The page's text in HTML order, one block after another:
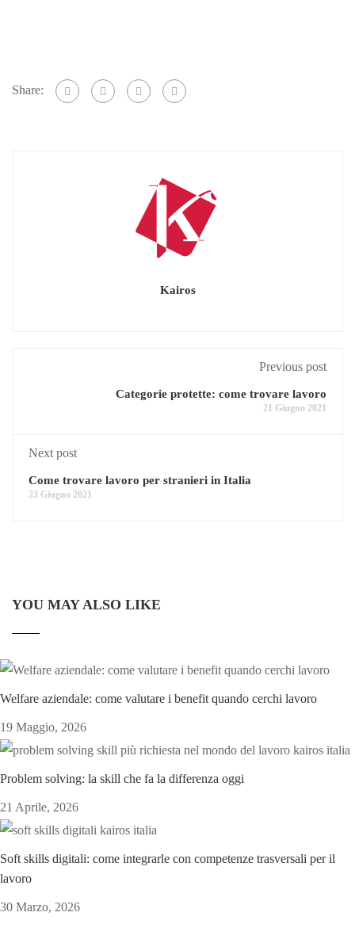
Share:
Kairos
Previous post
Categorie protette: come trovare lavoro
21 Giugno 2021
Next post
Come trovare lavoro per stranieri in Italia
23 Giugno 2021
YOU MAY ALSO LIKE
Welfare aziendale: come valutare i benefit quando cerchi lavoro
19 Maggio, 2026
Problem solving: la skill che fa la differenza oggi
21 Aprile, 2026
Soft skills digitali: come integrarle con competenze trasversali per il
lavoro
30 Marzo, 2026